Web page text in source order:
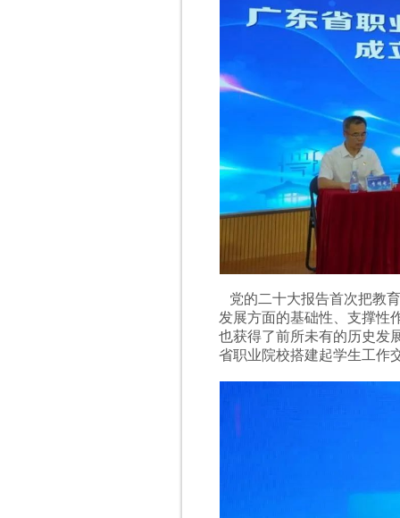
党的二十大报告首次把教
发展方面的基础性、支撑性
也获得了前所未有的历史发
省职业院校搭建起学生工作